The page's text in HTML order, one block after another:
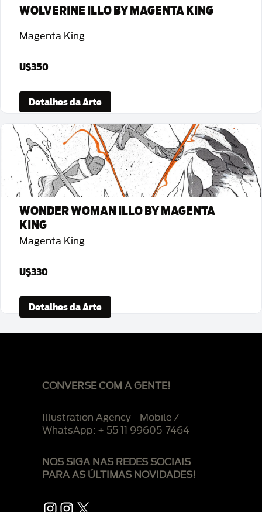
WOLVERINE ILLO BY MAGENTA KING
Magenta King
U$350
Detalhes da Arte
WONDER WOMAN ILLO BY MAGENTA
KING
Magenta King
U$330
Detalhes da Arte
CONVERSE COM A GENTE!
Illustration Agency - Mobile /
WhatsApp: + 55 11 99605-7464
NOS SIGA NAS REDES SOCIAIS
PARA AS ÚLTIMAS NOVIDADES!
Instagram
Instagram
X